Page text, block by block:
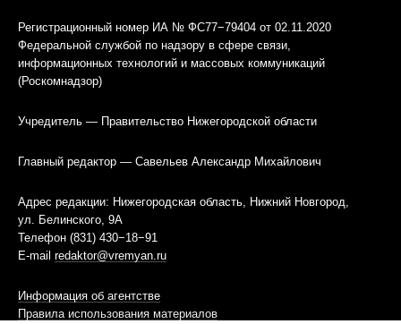
Регистрационный номер ИА № ФС77−79404 от 02.11.2020
Федеральной службой по надзору в сфере связи,
информационных технологий и массовых коммуникаций
(Роскомнадзор)
Учредитель — Правительство Нижегородской области
Главный редактор — Савельев Александр Михайлович
Адрес редакции: Нижегородская область, Нижний Новгород,
ул. Белинского, 9А
Телефон (831) 430−18−91
E-mail redaktor@vremyan.ru
Информация об агентстве
Правила использования материалов